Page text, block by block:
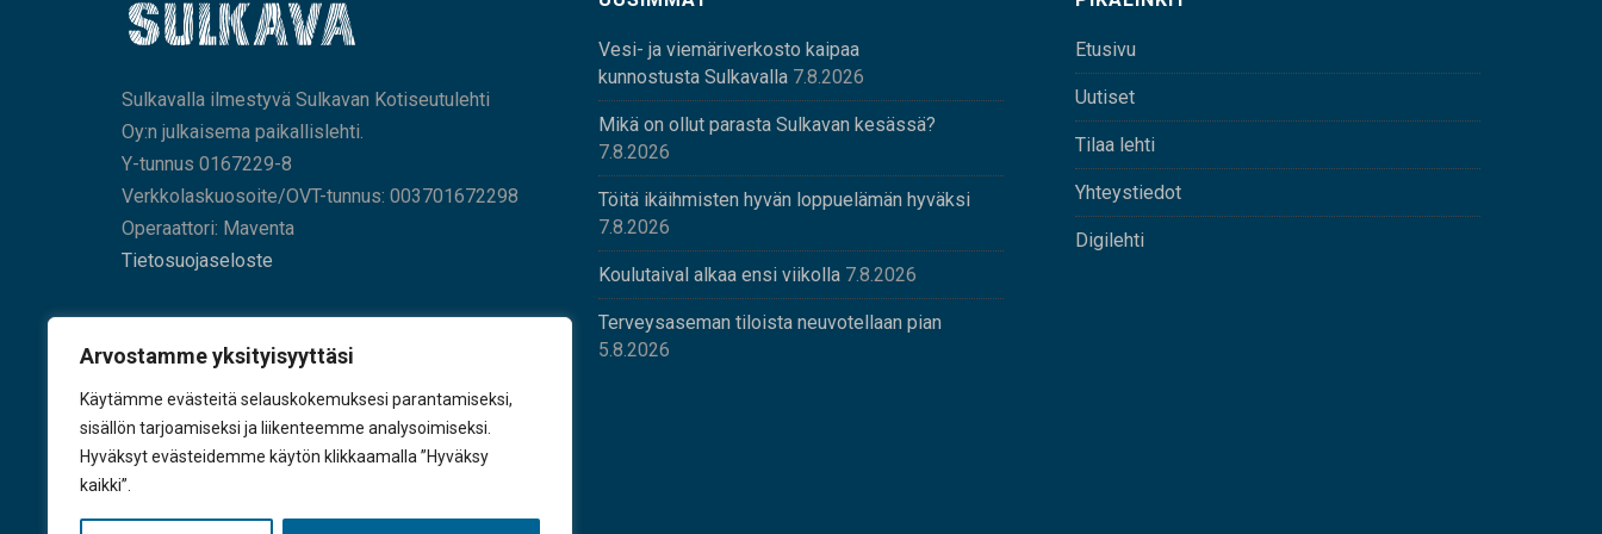
Arvostamme yksityisyyttäsi
Käytämme evästeitä selauskokemuksesi parantamiseksi,
sisällön tarjoamiseksi ja liikenteemme analysoimiseksi.
Hyväksyt evästeidemme käytön klikkaamalla ”Hyväksy
kaikki”.
Sulkavalla ilmestyvä Sulkavan Kotiseutulehti
Oy:n julkaisema paikallislehti.
Y-tunnus 0167229-8
Verkkolaskuosoite/OVT-tunnus: 003701672298
Operaattori: Maventa
Tietosuojaseloste
KÄY TYKKÄÄMÄSSÄ
Vesi- ja viemäriverkosto kaipaa
kunnostusta Sulkavalla 7.8.2026
Mikä on ollut parasta Sulkavan kesässä?
7.8.2026
Töitä ikäihmisten hyvän loppuelämän hyväksi
7.8.2026
Koulutaival alkaa ensi viikolla 7.8.2026
Terveysaseman tiloista neuvotellaan pian
5.8.2026
Etusivu
Uutiset
Tilaa lehti
Yhteystiedot
Digilehti